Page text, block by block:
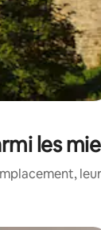
les